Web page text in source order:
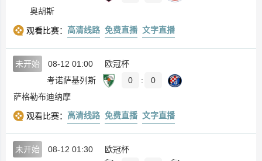
奥胡斯
观看比赛： 高清线路 免费直播 文字直播
未开始 08-12 01:00
欧冠杯
考诺萨基列斯
0 :
0
萨格勒布迪纳摩
观看比赛： 高清线路 免费直播 文字直播
未开始 08-12 01:30
欧冠杯